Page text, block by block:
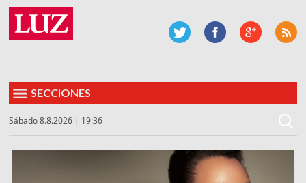
SECCIONES
Sábado 8.8.2026 | 19:36